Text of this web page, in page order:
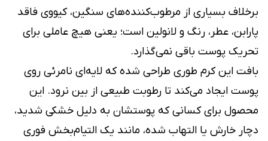
برخلاف بسیاری از مرطوب‌کننده‌های سنگین، کیو‌وی فاقد
پارابن، عطر، رنگ و لانولین است؛ یعنی هیچ عاملی برای
تحریک پوست باقی نمی‌گذارد.
بافت این کرم طوری طراحی شده که لایه‌ای نامرئی روی
پوست ایجاد می‌کند تا رطوبت طبیعی از بین نرود. این
محصول برای کسانی که پوستشان به دلیل خشکی شدید،
دچار خارش یا التهاب شده، مانند یک التیام‌بخش فوری